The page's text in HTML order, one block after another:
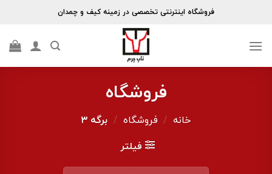
فروشگاه اینترنتی تخصصی در زمینه کیف و چمدان
فروشگاه
خانه / فروشگاه / برگه ۳
فیلتر